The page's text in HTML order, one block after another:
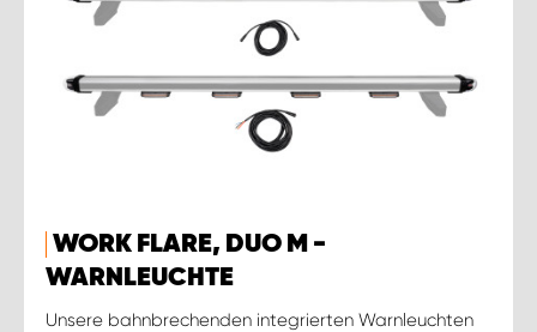
WORK FLARE, DUO M -
WARNLEUCHTE
Unsere bahnbrechenden integrierten Warnleuchten